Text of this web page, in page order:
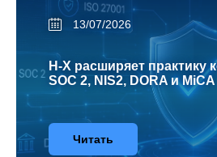
13/07/2026
H-X расширяет практику
SOC 2, NIS2, DORA и MiCA
Читать